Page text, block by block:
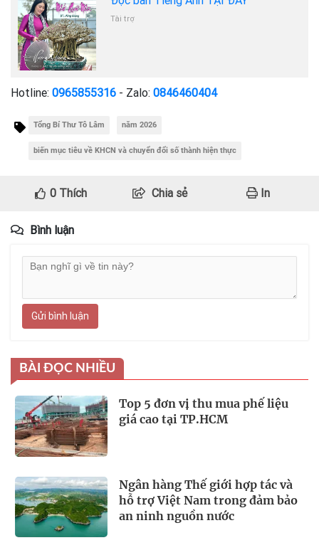
Tài trợ
Hotline: 0965855316 - Zalo: 0846460404
Tổng Bí Thư Tô Lâm năm 2026
biến mục tiêu về KHCN và chuyển đổi số thành hiện thực
0Thích Chia sẻ In
Bình luận
Gửi bình luận
BÀI ĐỌC NHIỀU
Top 5 đơn vị thu mua phế liệu
giá cao tại TP.HCM
Ngân hàng Thế giới hợp tác và
hỗ trợ Việt Nam trong đảm bảo
an ninh nguồn nước